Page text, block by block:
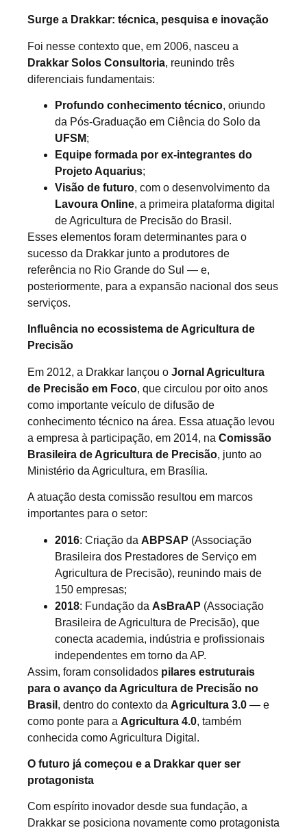
Surge a Drakkar: técnica, pesquisa e inovação
Foi nesse contexto que, em 2006, nasceu a
Drakkar Solos Consultoria, reunindo três
diferenciais fundamentais:
Profundo conhecimento técnico, oriundo
da Pós-Graduação em Ciência do Solo da
UFSM;
Equipe formada por ex-integrantes do
Projeto Aquarius;
Visão de futuro, com o desenvolvimento da
Lavoura Online, a primeira plataforma digital
de Agricultura de Precisão do Brasil.
Esses elementos foram determinantes para o
sucesso da Drakkar junto a produtores de
referência no Rio Grande do Sul — e,
posteriormente, para a expansão nacional dos seus
serviços.
Influência no ecossistema de Agricultura de
Precisão
Em 2012, a Drakkar lançou o Jornal Agricultura
de Precisão em Foco, que circulou por oito anos
como importante veículo de difusão de
conhecimento técnico na área. Essa atuação levou
a empresa à participação, em 2014, na Comissão
Brasileira de Agricultura de Precisão, junto ao
Ministério da Agricultura, em Brasília.
A atuação desta comissão resultou em marcos
importantes para o setor:
2016: Criação da ABPSAP (Associação
Brasileira dos Prestadores de Serviço em
Agricultura de Precisão), reunindo mais de
150 empresas;
2018: Fundação da AsBraAP (Associação
Brasileira de Agricultura de Precisão), que
conecta academia, indústria e profissionais
independentes em torno da AP.
Assim, foram consolidados pilares estruturais
para o avanço da Agricultura de Precisão no
Brasil , dentro do contexto da Agricultura 3.0 — e
como ponte para a Agricultura 4.0, também
conhecida como Agricultura Digital.
O futuro já começou e a Drakkar quer ser
protagonista
Com espírito inovador desde sua fundação, a
Drakkar se posiciona novamente como protagonista